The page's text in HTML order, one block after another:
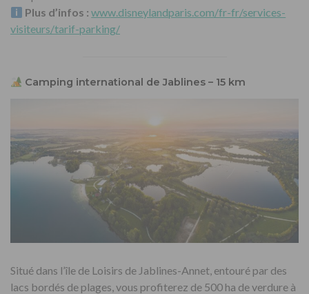
Plus d’infos : www.disneylandparis.com/fr-fr/services-
visiteurs/tarif-parking/
Camping international de Jablines – 15 km
Situé dans l’île de Loisirs de Jablines-Annet, entouré par des
lacs bordés de plages, vous profiterez de 500 ha de verdure à